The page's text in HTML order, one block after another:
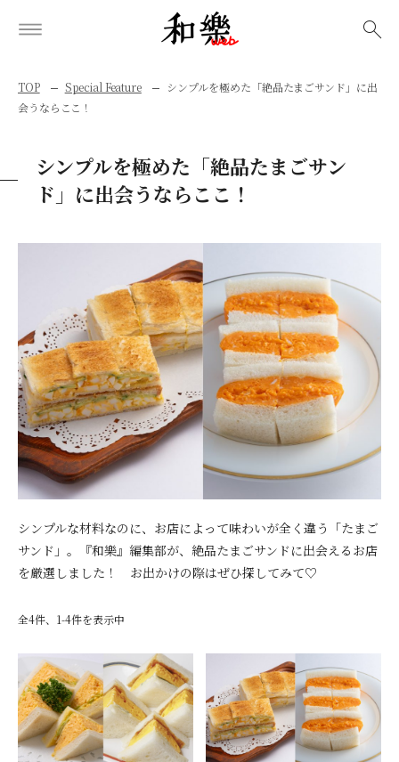
TOP Special Feature
シンプルを極めた「絶品たまごサンド」に出
会うならここ！
シンプルを極めた「絶品たまごサン
ド」に出会うならここ！
シンプルな材料なのに、お店によって味わいが全く違う「たまご
サンド」。『和樂』編集部が、絶品たまごサンドに出会えるお店
を厳選しました！ お出かけの際はぜひ探してみて♡
全4件、1-4件を表示中